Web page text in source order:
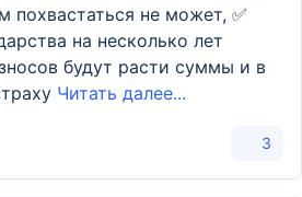
похвастаться не может, ✅
на несколько лет
будут расти суммы и в
Читать далее...
3